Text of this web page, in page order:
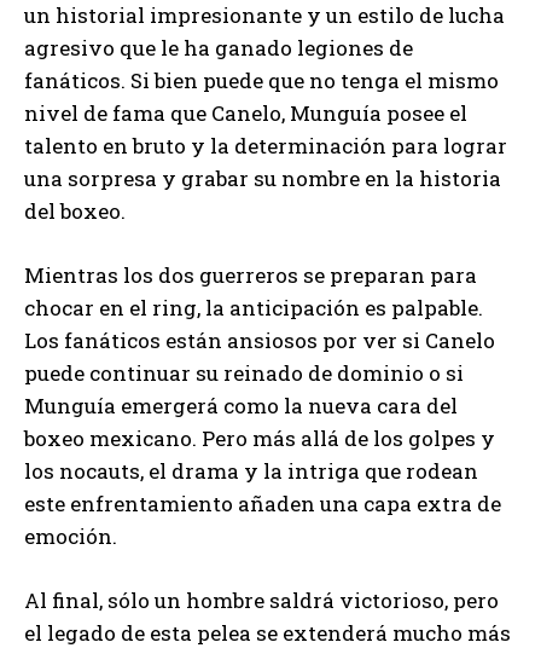
un historial impresionante y un estilo de lucha
agresivo que le ha ganado legiones de
fanáticos. Si bien puede que no tenga el mismo
nivel de fama que Canelo, Munguía posee el
talento en bruto y la determinación para lograr
una sorpresa y grabar su nombre en la historia
del boxeo.
Mientras los dos guerreros se preparan para
chocar en el ring, la anticipación es palpable.
Los fanáticos están ansiosos por ver si Canelo
puede continuar su reinado de dominio o si
Munguía emergerá como la nueva cara del
boxeo mexicano. Pero más allá de los golpes y
los nocauts, el drama y la intriga que rodean
este enfrentamiento añaden una capa extra de
emoción.
Al final, sólo un hombre saldrá victorioso, pero
el legado de esta pelea se extenderá mucho más